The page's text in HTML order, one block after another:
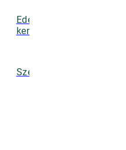
Edényalátétek,
kenyérkosarak
Szettek